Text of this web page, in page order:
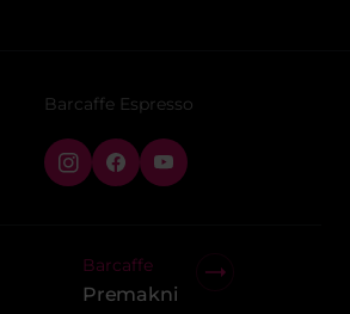
Barcaffe Espresso
Barcaffe
Premakni